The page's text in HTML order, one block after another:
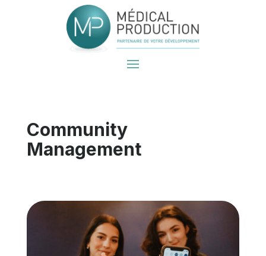
Community
Management